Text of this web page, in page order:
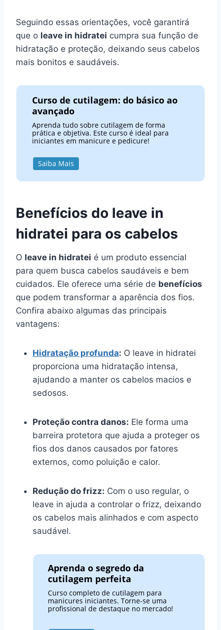
Seguindo essas orientações, você garantirá
que o leave in hidratei cumpra sua função de
hidratação e proteção, deixando seus cabelos
mais bonitos e saudáveis.
Curso de cutilagem: do básico ao
avançado
Aprenda tudo sobre cutilagem de forma
prática e objetiva. Este curso é ideal para
iniciantes em manicure e pedicure!
Saiba Mais
Benefícios do leave in
hidratei para os cabelos
O leave in hidratei é um produto essencial
para quem busca cabelos saudáveis e bem
cuidados. Ele oferece uma série de benefícios
que podem transformar a aparência dos fios.
Confira abaixo algumas das principais
vantagens:
Hidratação profunda: O leave in hidratei
proporciona uma hidratação intensa,
ajudando a manter os cabelos macios e
sedosos.
Proteção contra danos: Ele forma uma
barreira protetora que ajuda a proteger os
fios dos danos causados por fatores
externos, como poluição e calor.
Redução do frizz: Com o uso regular, o
leave in ajuda a controlar o frizz, deixando
os cabelos mais alinhados e com aspecto
saudável.
Aprenda o segredo da
cutilagem perfeita
Curso completo de cutilagem para
manicures iniciantes. Torne-se uma
profissional de destaque no mercado!